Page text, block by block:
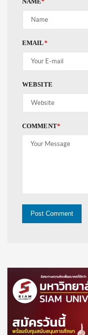
EMAIL*
WEBSITE
COMMENT*